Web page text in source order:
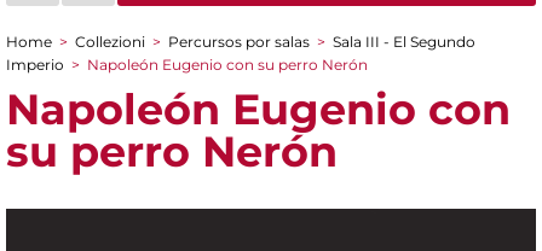
You are here
Home > Collezioni > Percursos por salas > Sala III - El Segundo
Imperio > Napoleón Eugenio con su perro Nerón
Napoleón Eugenio con
su perro Nerón